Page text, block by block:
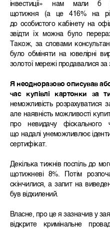
інвестиції» нам мали б
щотижня (а це 416% на
до особистого кабінету на
звідти їх можна було
Також, за словами
було обміняти на ювелірні
золотої мережі продавалися
Я неодноразово описував
час купівлі картонки за
неможливість розрахуватися
але наявність можливості
про невидачу фіскального
що надалі унеможливлює
сертифікат.
Декілька тижнів поспіль до
щотижневі 8%. Потім
скінчилися, а запит на
був відхилений.
Власне, про це я зазначив у
відкрите кримінальне